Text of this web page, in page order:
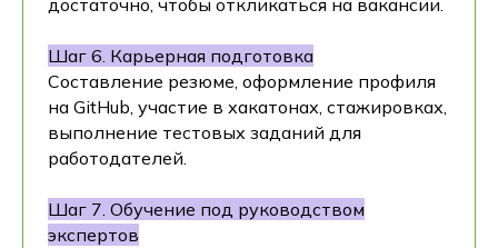
достаточно, чтобы откликаться на вакансии.
Шаг 6. Карьерная подготовка
Составление резюме, оформление профиля
на GitHub, участие в хакатонах, стажировках,
выполнение тестовых заданий для
работодателей.
Шаг 7. Обучение под руководством
экспертов